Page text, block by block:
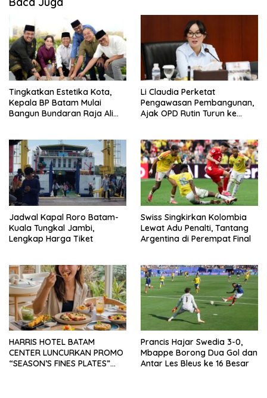
Tingkatkan Estetika Kota,
Kepala BP Batam Mulai
Bangun Bundaran Raja Ali
Li Claudia Perketat
Pengawasan Pembangunan,
Ajak OPD Rutin Turun ke
Jadwal Kapal Roro Batam-
Kuala Tungkal Jambi,
Lengkap Harga Tiket
Swiss Singkirkan Kolombia
Lewat Adu Penalti, Tantang
Argentina di Perempat Final
HARRIS HOTEL BATAM
CENTER LUNCURKAN PROMO
“SEASON’S FINES PLATES”
Prancis Hajar Swedia 3-0,
Mbappe Borong Dua Gol dan
Antar Les Bleus ke 16 Besar